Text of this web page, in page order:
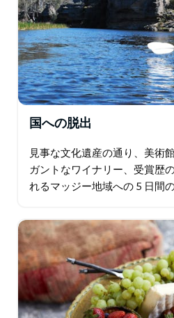
国への脱出
見事な文化遺産の通り、美術
ガントなワイナリー、受賞歴
れるマッジー地域への 5 日間
ドライブで、植物園でデボン